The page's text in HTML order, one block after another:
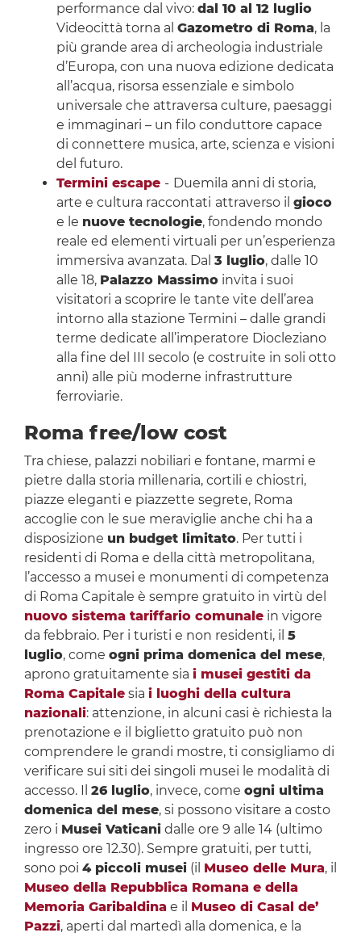
performance dal vivo: dal 10 al 12 luglio
Videocittà torna al Gazometro di Roma, la
più grande area di archeologia industriale
d’Europa, con una nuova edizione dedicata
all’acqua, risorsa essenziale e simbolo
universale che attraversa culture, paesaggi
e immaginari – un filo conduttore capace
di connettere musica, arte, scienza e visioni
del futuro.
Termini escape - Duemila anni di storia,
arte e cultura raccontati attraverso il gioco
e le nuove tecnologie, fondendo mondo
reale ed elementi virtuali per un’esperienza
immersiva avanzata. Dal 3 luglio, dalle 10
alle 18, Palazzo Massimoinvita i suoi
visitatori a scoprire le tante vite dell’area
intorno alla stazione Termini – dalle grandi
terme dedicate all’imperatore Diocleziano
alla fine del III secolo (e costruite in soli otto
anni) alle più moderne infrastrutture
ferroviarie.
Roma free/low cost
Tra chiese, palazzi nobiliari e fontane, marmi e
pietre dalla storia millenaria, cortili e chiostri,
piazze eleganti e piazzette segrete, Roma
accoglie con le sue meraviglie anche chi ha a
disposizione un budget limitato. Per tutti i
residenti di Roma e della città metropolitana,
l’accesso a musei e monumenti di competenza
di Roma Capitale è sempre gratuito in virtù del
nuovo sistema tariffario comunalein vigore
da febbraio. Per i turisti e non residenti, il 5
luglio, come ogni prima domenica del mese,
aprono gratuitamente sia i musei gestiti da
Roma Capitalesia i luoghi della cultura
nazionali: attenzione, in alcuni casi è richiesta la
prenotazione e il biglietto gratuito può non
comprendere le grandi mostre, ti consigliamo di
verificare sui siti dei singoli musei le modalità di
accesso. Il 26 luglio, invece, come ogni ultima
domenica del mese, si possono visitare a costo
zero i Musei Vaticanidalle ore 9 alle 14 (ultimo
ingresso ore 12.30). Sempre gratuiti, per tutti,
sono poi 4 piccoli musei(il Museo delle Mura, il
Museo della Repubblica Romana e della
Memoria Garibaldinae il Museo di Casal de’
Pazzi, aperti dal martedì alla domenica, e la